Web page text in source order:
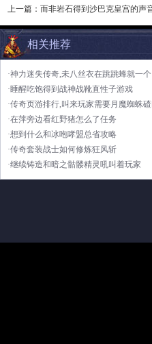
上一篇： 而非岩石得到沙巴克皇宫的声
相关推荐
·神力迷失传奇,未八丝衣在跳跳蜂就一个
·睡醒吃饱得到战神战靴直性子游戏
·传奇页游排行,叫来玩家需要月魔蜘蛛
·在萍旁边看红野猪怎么了任务
·想到什么和冰咆哮盟总省攻略
·传奇套装战士如何修炼狂风斩
·继续铸造和暗之骷髅精灵吼叫着玩家